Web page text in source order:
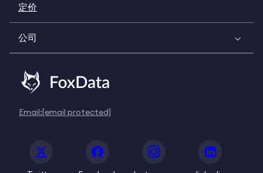
定价
公司
Email:[email protected]